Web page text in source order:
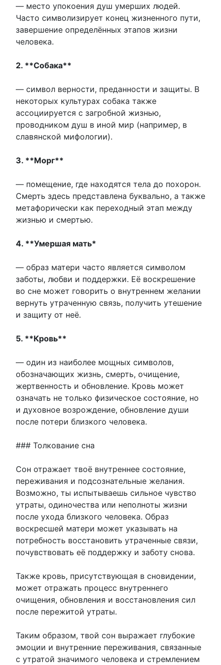
— место упокоения душ умерших людей.
Часто символизирует конец жизненного пути,
завершение определённых этапов жизни
человека.
2. **Собака**
— символ верности, преданности и защиты. В
некоторых культурах собака также
ассоциируется с загробной жизнью,
проводником душ в иной мир (например, в
славянской мифологии).
3. **Морг**
— помещение, где находятся тела до похорон.
Смерть здесь представлена буквально, а также
метафорически как переходный этап между
жизнью и смертью.
4. **Умершая мать*
— образ матери часто является символом
заботы, любви и поддержки. Её воскрешение
во сне может говорить о внутреннем желании
вернуть утраченную связь, получить утешение
и защиту от неё.
5. **Кровь**
— один из наиболее мощных символов,
обозначающих жизнь, смерть, очищение,
жертвенность и обновление. Кровь может
означать не только физическое состояние, но
и духовное возрождение, обновление души
после потери близкого человека.
### Толкование сна
Сон отражает твоё внутреннее состояние,
переживания и подсознательные желания.
Возможно, ты испытываешь сильное чувство
утраты, одиночества или неполноты жизни
после ухода близкого человека. Образ
воскресшей матери может указывать на
потребность восстановить утраченные связи,
почувствовать её поддержку и заботу снова.
Также кровь, присутствующая в сновидении,
может отражать процесс внутреннего
очищения, обновления и восстановления сил
после пережитой утраты.
Таким образом, твой сон выражает глубокие
эмоции и внутренние переживания, связанные
с утратой значимого человека и стремлением